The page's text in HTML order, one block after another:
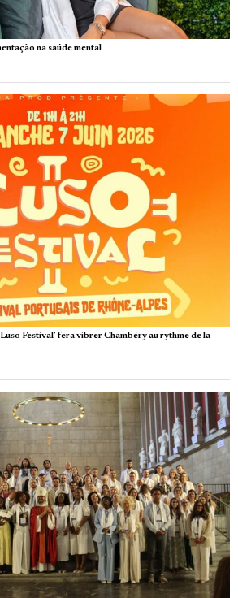
na saúde mental
Festival’ fera vibrer Chambéry au rythme de la